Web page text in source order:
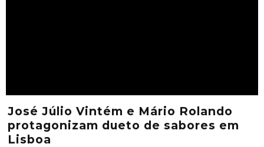
José Júlio Vintém e Mário Rolando
protagonizam dueto de sabores em
Lisboa